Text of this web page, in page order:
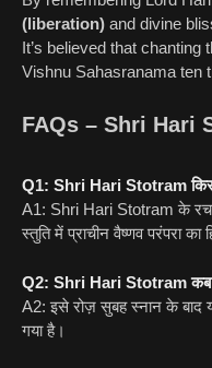
(liberation) and divine
It’s believed that
Vishnu Sahasranama ten
FAQs – Shri Hari
Q1: Shri Hari Stotram
A1: Shri Hari Stotram के
स्तुति में प्राचीन वैष्णव परंपरा का
Q2: Shri Hari Stotram कब
A2: इसे रोज़ सुबह स्नान के बाद
गया है।